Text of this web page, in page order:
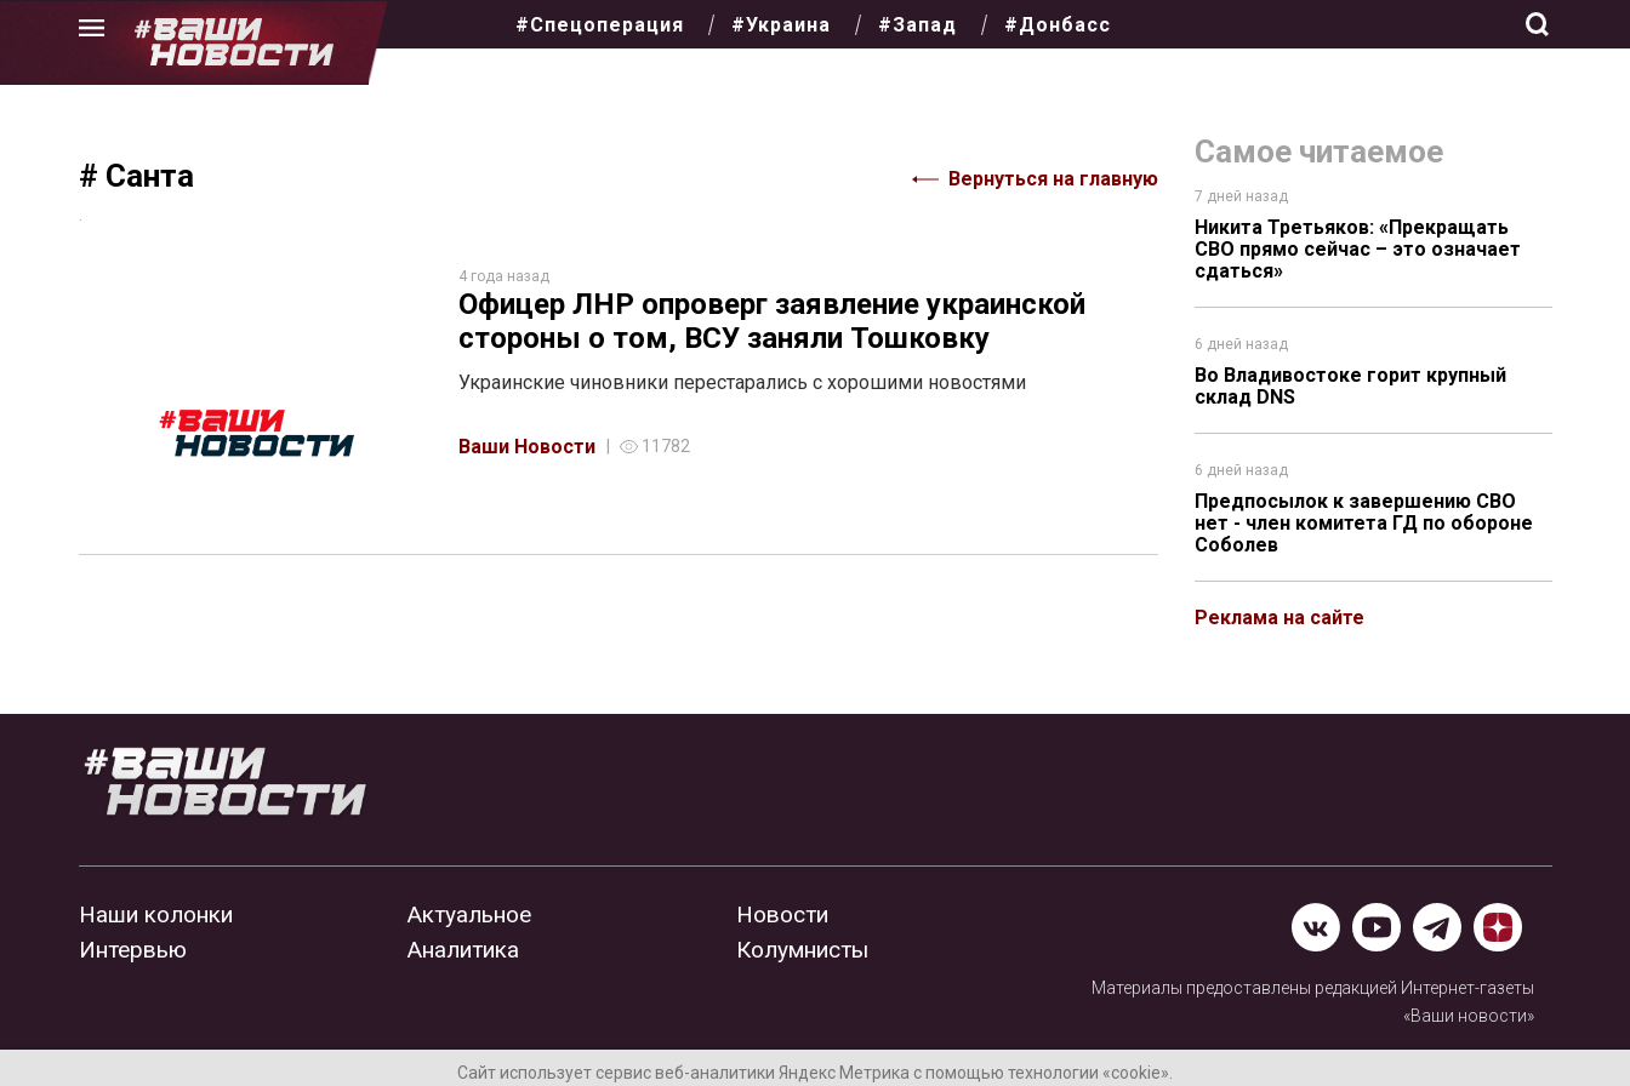
Skip
#Спецоперация #Украина #Запад #Донбасс
# Санта Вернуться на главную
4 года назад
Офицер ЛНР опроверг заявление украинской
стороны о том, ВСУ заняли Тошковку
Украинские чиновники перестарались с хорошими новостями
Ваши Новости 11782
Самое читаемое
7 дней назад
Никита Третьяков: «Прекращать
СВО прямо сейчас – это означает
сдаться»
6 дней назад
Во Владивостоке горит крупный
склад DNS
6 дней назад
Предпосылок к завершению СВО
нет - член комитета ГД по обороне
Соболев
Реклама на сайте
Наши колонки
Интервью
Актуальное
Аналитика
Новости
Колумнисты
Материалы предоставлены редакцией Интернет-газеты
«Ваши новости»
Нашли ошибку? Выделите ее и нажмите Ctrl+Enter
Сайт использует сервис веб-аналитики Яндекс Метрика с помощью технологии «cookie».